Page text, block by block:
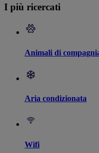
I più ricercati
Animali di compagnia
Aria condizionata
Wifi